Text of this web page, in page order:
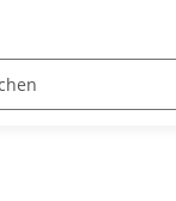
Hobby Horse